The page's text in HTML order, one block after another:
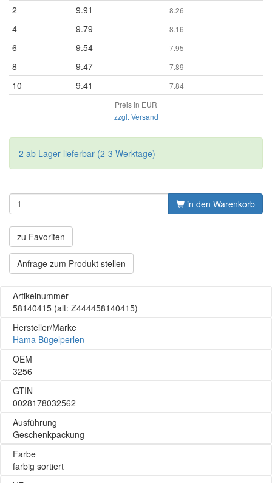
2 9.91 8.26
4 9.79 8.16
6 9.54 7.95
8 9.47 7.89
10 9.41
7.84
Preis in EUR
zzgl. Versand
2 ab Lager lieferbar (2-3 Werktage)
in den Warenkorb
zu Favoriten
Anfrage zum Produkt stellen
Artikelnummer
58140415 (alt: Z444458140415)
Hersteller/Marke
Hama Bügelperlen
OEM
3256
GTIN
0028178032562
Ausführung
Geschenkpackung
Farbe
farbig sortiert